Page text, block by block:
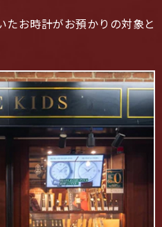
たお時計がお預かりの対象と